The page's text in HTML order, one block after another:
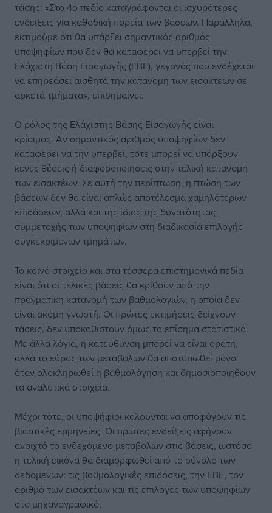
τάσης: «Στο 4ο πεδίο καταγράφονται οι ισχυρότερες
ενδείξεις για καθοδική πορεία των βάσεων. Παράλληλα,
εκτιμούμε ότι θα υπάρξει σημαντικός αριθμός
υποψηφίων που δεν θα καταφέρει να υπερβεί την
Ελάχιστη Βάση Εισαγωγής (ΕΒΕ), γεγονός που ενδέχεται
να επηρεάσει αισθητά την κατανομή των εισακτέων σε
αρκετά τμήματα», επισημαίνει.
Ο ρόλος της Ελάχιστης Βάσης Εισαγωγής είναι
κρίσιμος. Αν σημαντικός αριθμός υποψηφίων δεν
καταφέρει να την υπερβεί, τότε μπορεί να υπάρξουν
κενές θέσεις ή διαφοροποιήσεις στην τελική κατανομή
των εισακτέων. Σε αυτή την περίπτωση, η πτώση των
βάσεων δεν θα είναι απλώς αποτέλεσμα χαμηλότερων
επιδόσεων, αλλά και της ίδιας της δυνατότητας
συμμετοχής των υποψηφίων στη διαδικασία επιλογής
συγκεκριμένων τμημάτων.
Το κοινό στοιχείο και στα τέσσερα επιστημονικά πεδία
είναι ότι οι τελικές βάσεις θα κριθούν από την
πραγματική κατανομή των βαθμολογιών, η οποία δεν
είναι ακόμη γνωστή. Οι πρώτες εκτιμήσεις δείχνουν
τάσεις, δεν υποκαθιστούν όμως τα επίσημα στατιστικά.
Με άλλα λόγια, η κατεύθυνση μπορεί να είναι ορατή,
αλλά το εύρος των μεταβολών θα αποτυπωθεί μόνο
όταν ολοκληρωθεί η βαθμολόγηση και δημοσιοποιηθούν
τα αναλυτικά στοιχεία.
Μέχρι τότε, οι υποψήφιοι καλούνται να αποφύγουν τις
βιαστικές ερμηνείες. Οι πρώτες ενδείξεις αφήνουν
ανοιχτό το ενδεχόμενο μεταβολών στις βάσεις, ωστόσο
η τελική εικόνα θα διαμορφωθεί από το σύνολο των
δεδομένων: τις βαθμολογικές επιδόσεις, την ΕΒΕ, τον
αριθμό των εισακτέων και τις επιλογές των υποψηφίων
στο μηχανογραφικό.